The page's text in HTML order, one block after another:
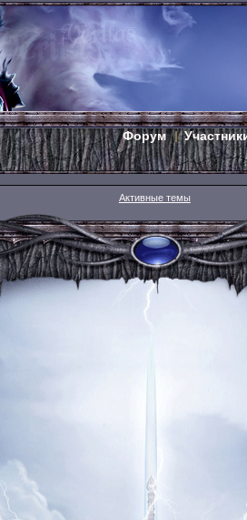
Форум
Активные темы